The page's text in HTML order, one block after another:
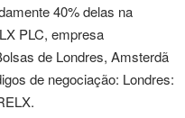
40% delas na
PLC, empresa
de Londres, Amsterdã
de negociação: Londres: